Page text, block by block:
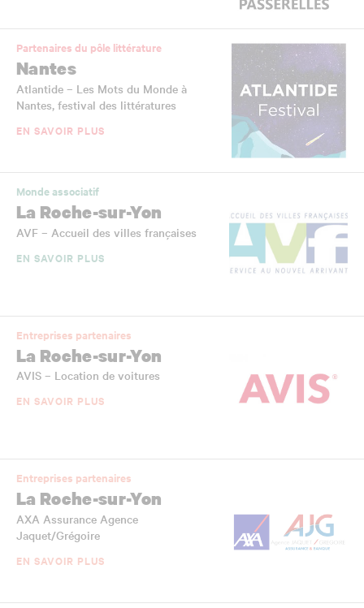
Partenaires du pôle littérature
Nantes
Atlantide – Les Mots du Monde à
Nantes, festival des littératures
EN SAVOIR PLUS
Monde associatif
La Roche-sur-Yon
AVF – Accueil des villes françaises
EN SAVOIR PLUS
Entreprises partenaires
La Roche-sur-Yon
AVIS – Location de voitures
EN SAVOIR PLUS
Entreprises partenaires
La Roche-sur-Yon
AXA Assurance Agence
Jaquet/Grégoire
EN SAVOIR PLUS